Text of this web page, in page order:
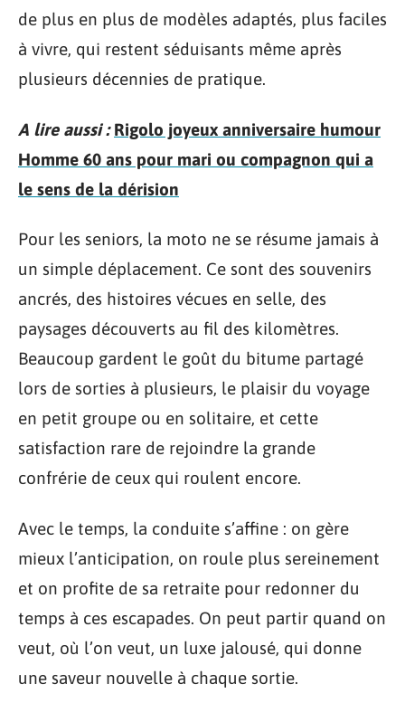
de plus en plus de modèles adaptés, plus faciles
à vivre, qui restent séduisants même après
plusieurs décennies de pratique.
A lire aussi : Rigolo joyeux anniversaire humour
Homme 60 ans pour mari ou compagnon qui a
le sens de la dérision
Pour les seniors, la moto ne se résume jamais à
un simple déplacement. Ce sont des souvenirs
ancrés, des histoires vécues en selle, des
paysages découverts au fil des kilomètres.
Beaucoup gardent le goût du bitume partagé
lors de sorties à plusieurs, le plaisir du voyage
en petit groupe ou en solitaire, et cette
satisfaction rare de rejoindre la grande
confrérie de ceux qui roulent encore.
Avec le temps, la conduite s’affine : on gère
mieux l’anticipation, on roule plus sereinement
et on profite de sa retraite pour redonner du
temps à ces escapades. On peut partir quand on
veut, où l’on veut, un luxe jalousé, qui donne
une saveur nouvelle à chaque sortie.